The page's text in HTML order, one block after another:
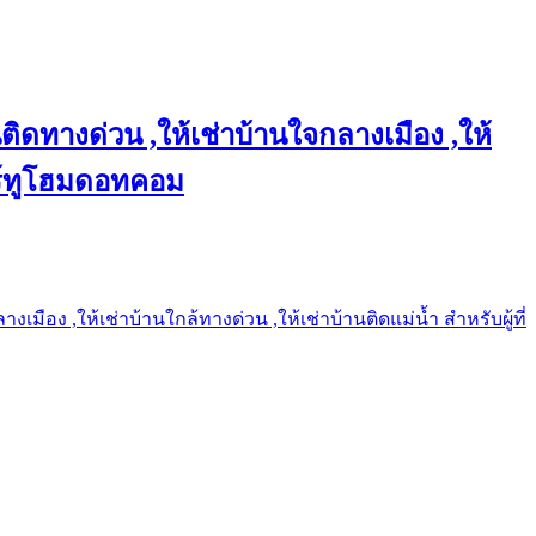
ทางด่วน ,ให้เช่าบ้านใจกลางเมือง ,ให้
ทูโฮมดอทคอม
งเมือง ,ให้เช่าบ้านใกล้ทางด่วน ,ให้เช่าบ้านติดแม่น้ำ สำหรับผู้ที่